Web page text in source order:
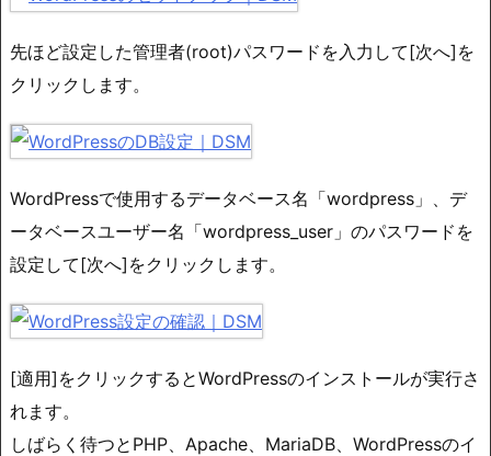
先ほど設定した管理者(root)パスワードを入力して[次へ]を
クリックします。
WordPressで使用するデータベース名「wordpress」、デ
ータベースユーザー名「wordpress_user」のパスワードを
設定して[次へ]をクリックします。
[適用]をクリックするとWordPressのインストールが実行さ
れます。
しばらく待つとPHP、Apache、MariaDB、WordPressのイ